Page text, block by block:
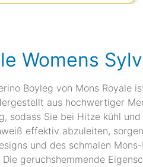
Womens
Boyleg von Mons
aus hochwertiger
sodass Sie bei Hitze kühl
effektiv abzuleiten,
und des schmalen
geruchshemmende